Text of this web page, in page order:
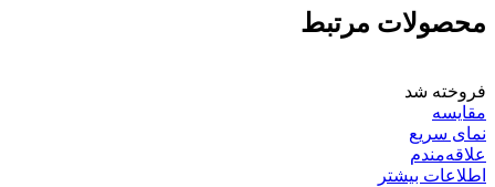
محصولات مرتبط
فروخته شد
مقایسه
نمای سریع
علاقه‌مندم
اطلاعات بیشتر